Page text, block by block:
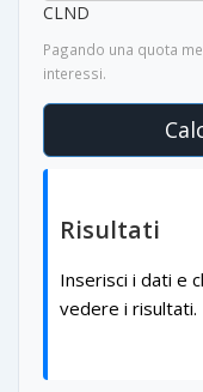
CLND
Pagando una quota
interessi.
Risultati
Inserisci i dati e
vedere i risultati.